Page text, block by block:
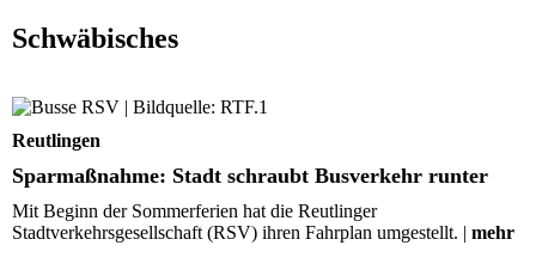
Schwäbisches
Sparmaßnahme: Stadt schraubt Busverkehr runter
Reutlingen
Sparmaßnahme: Stadt schraubt Busverkehr runter
Mit Beginn der Sommerferien hat die Reutlinger
Stadtverkehrsgesellschaft (RSV) ihren Fahrplan umgestellt. | mehr